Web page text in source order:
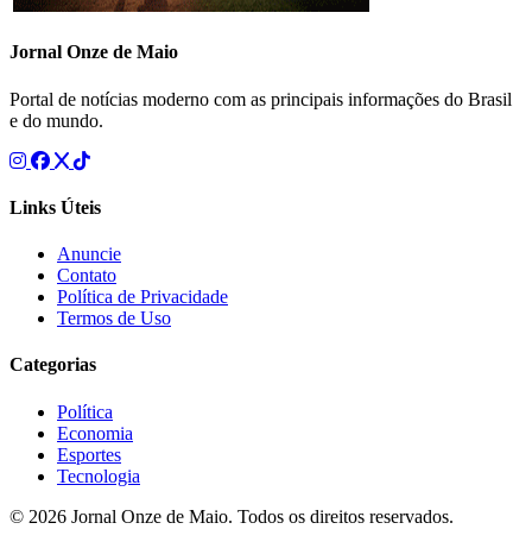
Jornal Onze de Maio
Portal de notícias moderno com as principais informações do Brasil
e do mundo.
Links Úteis
Anuncie
Contato
Política de Privacidade
Termos de Uso
Categorias
Política
Economia
Esportes
Tecnologia
© 2026 Jornal Onze de Maio. Todos os direitos reservados.